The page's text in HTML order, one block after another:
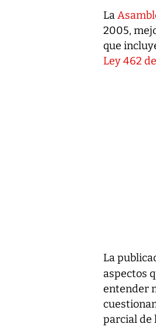
La
2005,
que
Ley 462
La
aspectos
entender
parcial de